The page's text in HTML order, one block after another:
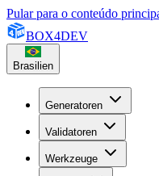
Pular para o conteúdo
BOX4DEV
Brasilien
Generatoren
Validatoren
Werkzeuge